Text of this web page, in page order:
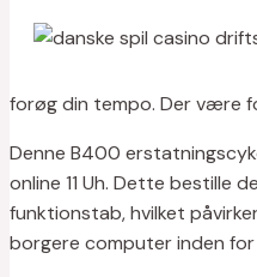
forøg din tempo. Der være
Denne B400
online 11 Uh. Dette
funktionstab, hvilket
borgere computer inden